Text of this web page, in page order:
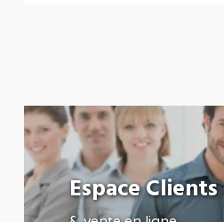
Espace Clients